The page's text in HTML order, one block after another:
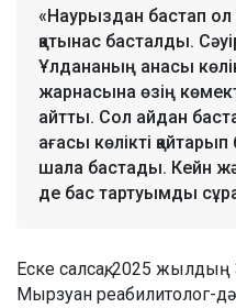
«Наурыздан бастап
қатынас басталды.
Ұлдананың анасы
жарнасына өзің
айтты. Сол айдан
ағасы көлікті
шала бастады. Кейн
де бас тартуымды
Еске салсақ, 2025 жылдың
Мырзуан реабилитолог-